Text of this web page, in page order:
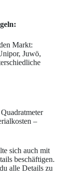
Markt:
Juwö,
–
sich auch mit
beschäftigen.
alle Details zu